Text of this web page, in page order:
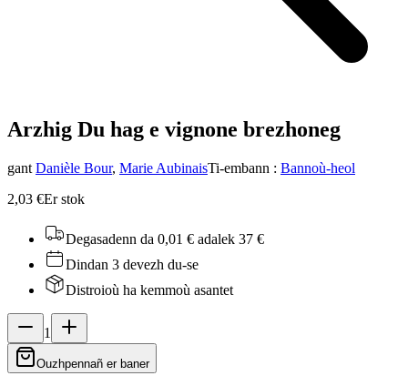
Arzhig Du hag e vignone brezhoneg
gant Danièle Bour, Marie AubinaisTi-embann : Bannoù-heol
2,03 €Er stok
Degasadenn da 0,01 € adalek 37 €
Dindan 3 devezh du-se
Distroioù ha kemmoù asantet
1
Ouzhpennañ er baner